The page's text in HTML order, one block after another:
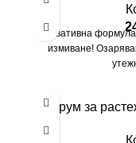
Иновативна
измиване!
Серум за